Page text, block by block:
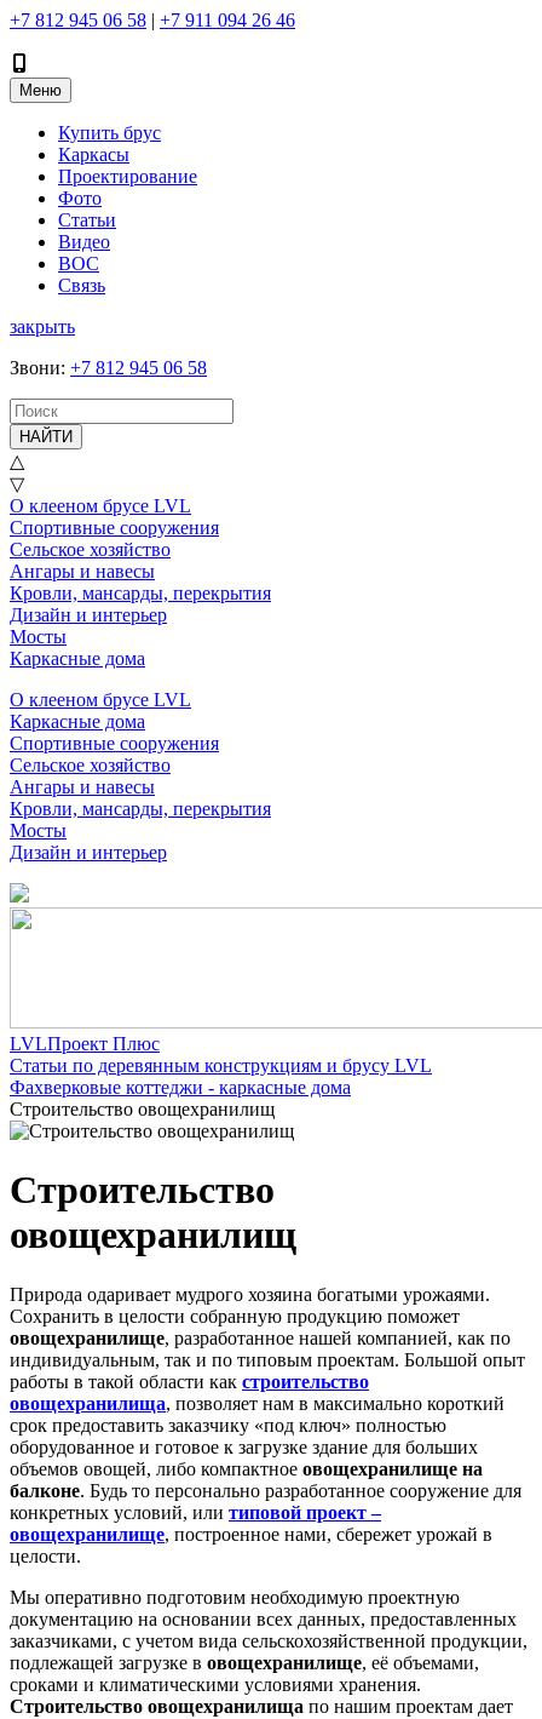
+7 812 945 06 58 | +7 911 094 26 46
Меню
Купить брус
Каркасы
Проектирование
Фото
Статьи
Видео
ВОС
Связь
закрыть
Звони: +7 812 945 06 58
НАЙТИ
△
▽
О клееном брусе LVL
Спортивные сооружения
Сельское хозяйство
Ангары и навесы
Кровли, мансарды, перекрытия
Дизайн и интерьер
Мосты
Каркасные дома
О клееном брусе LVL
Каркасные дома
Спортивные сооружения
Сельское хозяйство
Ангары и навесы
Кровли, мансарды, перекрытия
Мосты
Дизайн и интерьер
LVLПроект Плюс
Статьи по деревянным конструкциям и брусу LVL
Фахверковые коттеджи - каркасные дома
Строительство овощехранилищ
Строительство
овощехранилищ
Природа одаривает мудрого хозяина богатыми урожаями.
Сохранить в целости собранную продукцию поможет
овощехранилище, разработанное нашей компанией, как по
индивидуальным, так и по типовым проектам. Большой опыт
работы в такой области как строительство
овощехранилища, позволяет нам в максимально короткий
срок предоставить заказчику «под ключ» полностью
оборудованное и готовое к загрузке здание для больших
объемов овощей, либо компактное овощехранилище на
балконе. Будь то персонально разработанное сооружение для
конкретных условий, или типовой проект –
овощехранилище, построенное нами, сбережет урожай в
целости.
Мы оперативно подготовим необходимую проектную
документацию на основании всех данных, предоставленных
заказчиками, с учетом вида сельскохозяйственной продукции,
подлежащей загрузке в овощехранилище, её объемами,
сроками и климатическими условиями хранения.
Строительство овощехранилища по нашим проектам дает